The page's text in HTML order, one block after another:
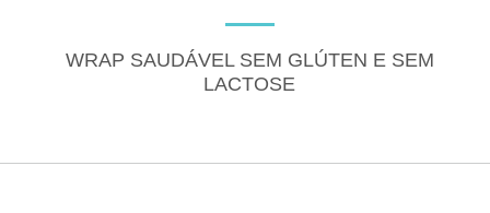
RECEITAS
WRAP SAUDÁVEL SEM GLÚTEN E SEM
LACTOSE